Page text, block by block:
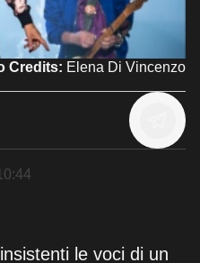
Credits: Elena Di Vincenzo
le voci di un